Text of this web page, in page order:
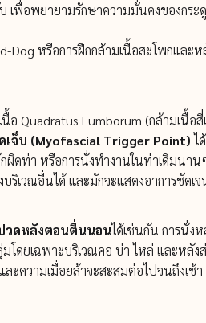
พื่อพยายามรักษาความมั่นคงของกระ
Dog หรือการฝึกกล้ามเนื้อสะโพกและ
อ Quadratus Lumborum (กล้ามเนื้อ
เจ็บ (Myofascial Trigger Point)ไ
ดท่า หรือการนั่งทำงานในท่าเดิมนาน
ริเวณอื่นได้ และมักจะแสดงอาการชัด
วดหลังตอนตื่นนอนได้เช่นกัน การนั่ง
ดยเฉพาะบริเวณคอ บ่า ไหล่ และหลั
ละความเมื่อยล้าจะสะสมต่อไปจนถึงเ